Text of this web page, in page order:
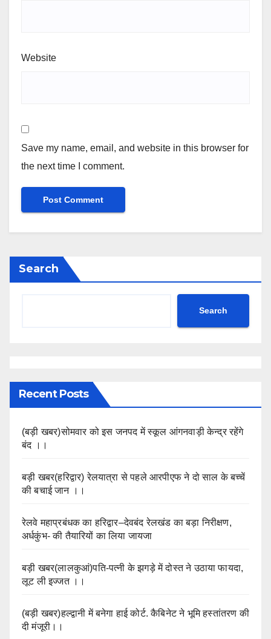
Website
Save my name, email, and website in this browser for
the next time I comment.
Search
Search
Recent Posts
(बड़ी खबर)सोमवार को इस जनपद में स्कूल आंगनवाड़ी केन्द्र रहेंगे
बंद ।।
बड़ी खबर(हरिद्वार) रेलयात्रा से पहले आरपीएफ ने दो साल के बच्चें
की बचाई जान ।।
रेलवे महाप्रबंधक का हरिद्वार–देवबंद रेलखंड का बड़ा निरीक्षण,
अर्धकुंभ- की तैयारियों का लिया जायजा
बड़ी खबर(लालकुआं)पति-पत्नी के झगड़े में दोस्त ने उठाया फायदा,
लूट ली इज्जत ।।
(बड़ी खबर)हल्द्वानी में बनेगा हाई कोर्ट. कैबिनेट ने भूमि हस्तांतरण की
दी मंजूरी।।